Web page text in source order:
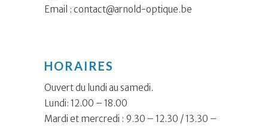
Email : contact@arnold-optique.be
HORAIRES
Ouvert du lundi au samedi.
Lundi: 12.00 – 18.00
Mardi et mercredi : 9.30 – 12.30 / 13.30 –